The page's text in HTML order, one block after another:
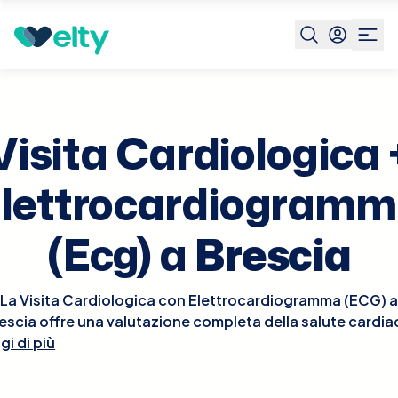
Prenota visita Visita Cardiologica Elettrocardiogramma
Cardiologica
(Ecg) a Brescia
La Visita Cardiologica con Elettrocardiogramma (ECG) a
offre una valutazione completa della salute
combinando un esame clinico approfondito con un test
di più